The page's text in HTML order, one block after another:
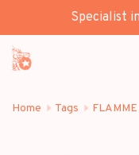
Specialist
Home Tags